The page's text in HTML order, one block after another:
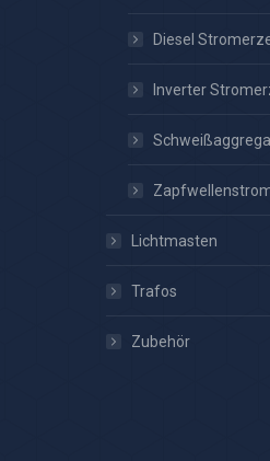
Diesel
Inverter
Lichtmasten
Trafos
Zubehör